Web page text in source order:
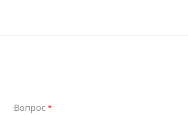
Вопрос*